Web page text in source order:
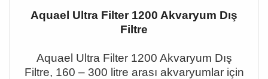
Aquael Ultra Filter 1200 Akvaryum Dış
Filtre
Aquael Ultra Filter 1200 Akvaryum Dış
Filtre, 160 – 300 litre arası akvaryumlar için